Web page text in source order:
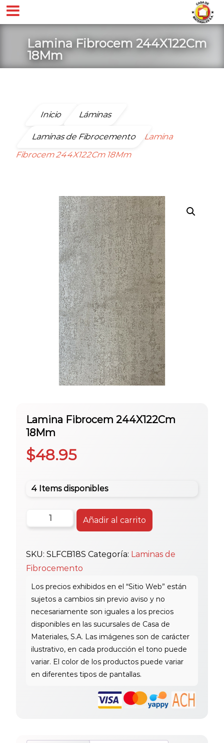
Lamina Fibrocem 244X122Cm
18Mm
Inicio Láminas
Laminas de Fibrocemento
Lamina
Fibrocem 244X122Cm 18Mm
Lamina Fibrocem 244X122Cm
18Mm
$48.95
4 Items disponibles
Lamina
Fibrocem
18Mm
cantidad
Añadir al carrito
SKU: SLFCB18S Categoría: Laminas de
Fibrocemento